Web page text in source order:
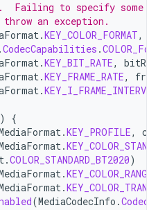
Failing to specify some of
an exception.
.KEY_COLOR_FORMAT,
.CodecCapabilities .
.KEY_BIT_RATE,
.KEY_FRAME_RATE,
.KEY_I_FRAME_INTERVAL
)
{
.KEY_PROFILE,
.
.COLOR_STANDARD_BT2020)
.KEY_COLOR_RANGE
.
(MediaCodecInfo .